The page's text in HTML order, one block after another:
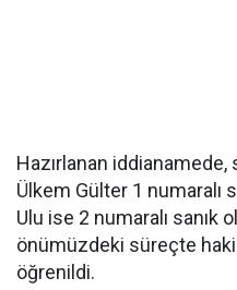
Hazırlanan iddianamede,
Ülkem Gülter 1 numaralı
Ulu ise 2 numaralı sanık
önümüzdeki süreçte
öğrenildi.